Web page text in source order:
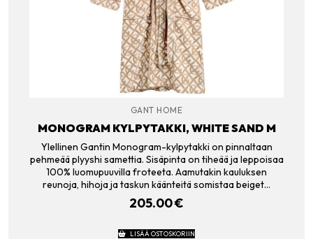
GANT HOME
MONOGRAM KYLPYTAKKI, WHITE SAND M
Ylellinen Gantin Monogram-kylpytakki on pinnaltaan
pehmeää plyyshi samettia. Sisäpinta on tiheää ja leppoisaa
100% luomupuuvilla froteeta. Aamutakin kauluksen
reunoja, hihoja ja taskun käänteitä somistaa beiget…
205.00€
LISÄÄ OSTOSKORIIN